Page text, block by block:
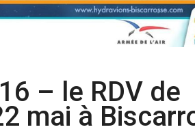
– le RDV de
mai à